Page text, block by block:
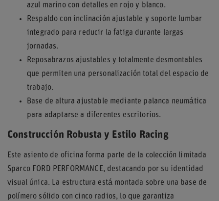
azul marino con detalles en rojo y blanco.
Respaldo con inclinación ajustable y soporte lumbar
integrado para reducir la fatiga durante largas
jornadas.
Reposabrazos ajustables y totalmente desmontables
que permiten una personalización total del espacio de
trabajo.
Base de altura ajustable mediante palanca neumática
para adaptarse a diferentes escritorios.
Construcción Robusta y Estilo Racing
Este asiento de oficina forma parte de la colección limitada
Sparco FORD PERFORMANCE, destacando por su identidad
visual única. La estructura está montada sobre una base de
polímero sólido con cinco radios, lo que garantiza